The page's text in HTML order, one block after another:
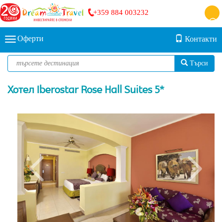
+359 884 003232
Оферти Контакти
Търси
Хотел Iberostar Rose Hall Suites 5*